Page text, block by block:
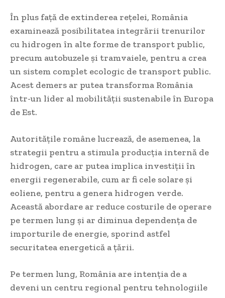
În plus față de extinderea rețelei, România
examinează posibilitatea integrării trenurilor
cu hidrogen în alte forme de transport public,
precum autobuzele și tramvaiele, pentru a crea
un sistem complet ecologic de transport public.
Acest demers ar putea transforma România
într-un lider al mobilității sustenabile în Europa
de Est.
Autoritățile române lucrează, de asemenea, la
strategii pentru a stimula producția internă de
hidrogen, care ar putea implica investiții în
energii regenerabile, cum ar fi cele solare și
eoliene, pentru a genera hidrogen verde.
Această abordare ar reduce costurile de operare
pe termen lung și ar diminua dependența de
importurile de energie, sporind astfel
securitatea energetică a țării.
Pe termen lung, România are intenția de a
deveni un centru regional pentru tehnologiile